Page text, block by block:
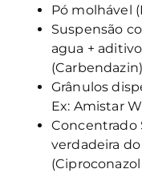
Pó molhável
Suspensão
agua +
(Carbendazin)
Grânulos
Ex: Amistar
Concentrado
verdadeira
(Ciproconazol